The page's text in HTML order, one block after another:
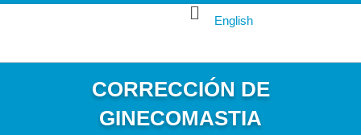
Main
Menu
English
CORRECCIÓN DE
GINECOMASTIA